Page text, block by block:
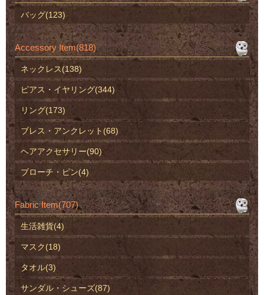
バッグ(123)
Accessory Item(818)
ネックレス(138)
ピアス・イヤリング(344)
リング(173)
ブレス・アンクレット(68)
ヘアアクセサリー(90)
ブローチ・ピン(4)
Fabric Item(707)
生活雑貨(4)
マスク(18)
タオル(3)
サンダル・シューズ(87)